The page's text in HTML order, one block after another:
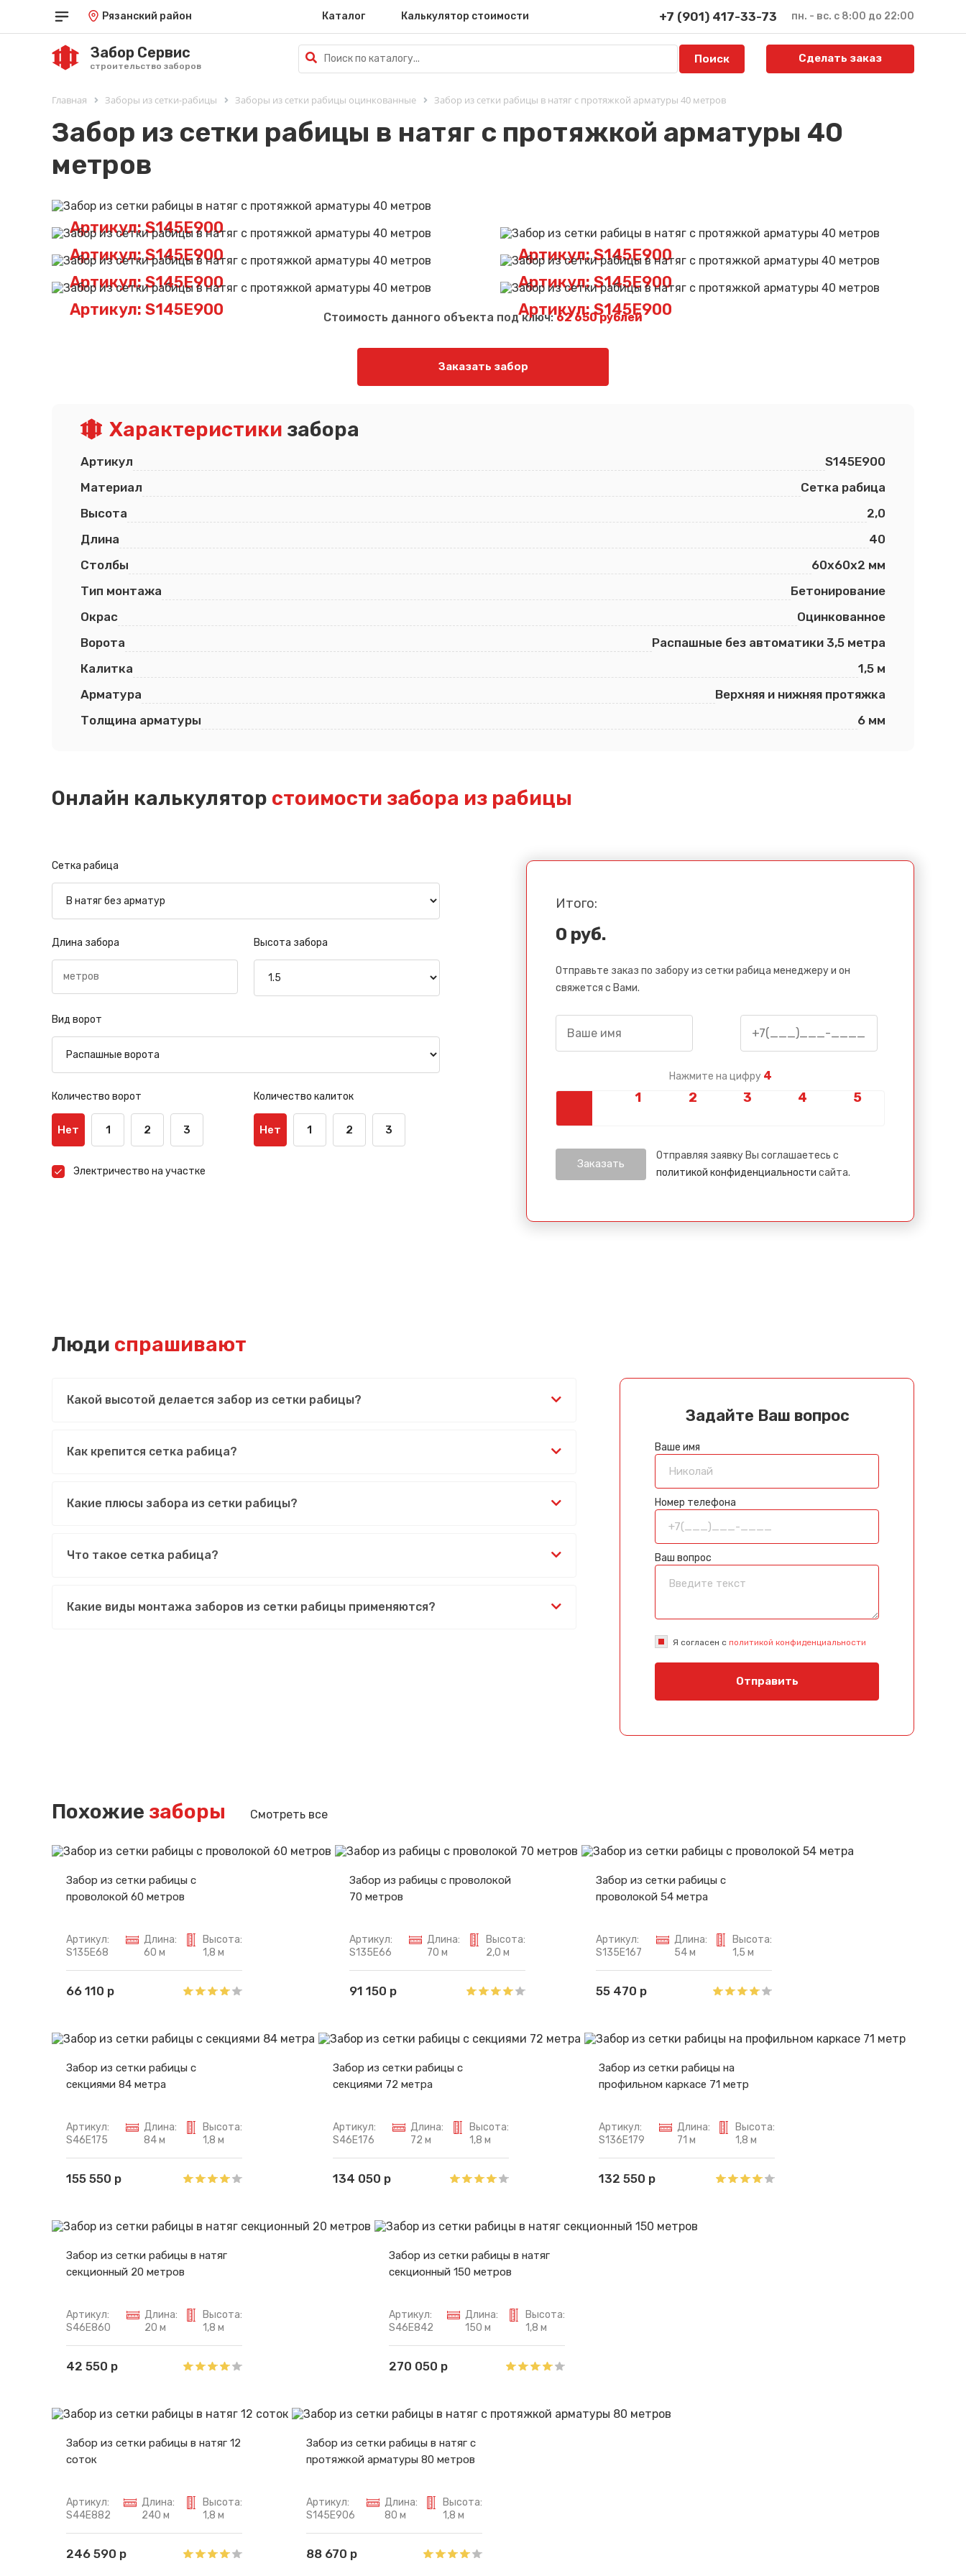
Рязанский район Каталог Калькулятор стоимости +7 (901) 417-33-73 пн. - вс. с 8:00 до 22:00
Забор Сервис
строительство заборов
Сделать заказ
Главная Заборы из сетки-рабицы Заборы из сетки рабицы оцинкованные Забор из сетки рабицы в натяг с протяжкой арматуры 40 метров
Забор из сетки рабицы в натяг с протяжкой арматуры 40
метров
Артикул: S145E900
Артикул: S145E900
Артикул: S145E900
Артикул: S145E900
Артикул: S145E900
Артикул: S145E900
Артикул: S145E900
Стоимость данного объекта под ключ:62 650 рублей
Заказать забор
Характеристики забора
Артикул
S145E900
Материал
Сетка рабица
Высота
2,0
Длина
40
Столбы
60х60х2 мм
Тип монтажа
Бетонирование
Окрас
Оцинкованное
Ворота
Распашные без автоматики 3,5 метра
Калитка
1,5 м
Арматура
Верхняя и нижняя протяжка
Толщина арматуры
6 мм
Онлайн калькулятор стоимости забора из рабицы
Сетка рабица
Длина забора Высота забора
Вид ворот
Количество ворот
Нет 1 2 3
Количество калиток
Нет 1 2 3
Электричество на участке
Итого:
0 руб.
Отправьте заказ по забору из сетки рабица менеджеру и он
свяжется с Вами.
Нажмите на цифру 4
Отправляя заявку Вы соглашаетесь с
политикой конфиденциальности сайта.
Люди спрашивают
Какой высотой делается забор из сетки рабицы?
Как крепится сетка рабица?
Какие плюсы забора из сетки рабицы?
Что такое сетка рабица?
Какие виды монтажа заборов из сетки рабицы применяются?
Задайте Ваш вопрос
Ваше имя
Номер телефона
Ваш вопрос
Я согласен с политикой конфиденциальности
Отправить
Похожие заборы Смотреть все
Забор из сетки рабицы с
проволокой 60 метров
Артикул:
S135E68
Длина:
60 м
Высота:
1,8 м
66 110 р
Забор из рабицы с проволокой
70 метров
Артикул:
S135E66
Длина:
70 м
Высота:
2,0 м
91 150 р
Забор из сетки рабицы с
проволокой 54 метра
Артикул:
S135E167
Длина:
54 м
Высота:
1,5 м
55 470 р
Забор из сетки рабицы с
секциями 84 метра
Артикул:
S46E175
Длина:
84 м
Высота:
1,8 м
155 550 р
Забор из сетки рабицы с
секциями 72 метра
Артикул:
S46E176
Длина:
72 м
Высота:
1,8 м
134 050 р
Забор из сетки рабицы на
профильном каркасе 71 метр
Артикул:
S136E179
Длина:
71 м
Высота:
1,8 м
132 550 р
Забор из сетки рабицы в натяг
секционный 20 метров
Артикул:
S46E860
Длина:
20 м
Высота:
1,8 м
42 550 р
Забор из сетки рабицы в натяг
секционный 150 метров
Артикул:
S46E842
Длина:
150 м
Высота:
1,8 м
270 050 р
Забор из сетки рабицы в натяг 12
соток
Артикул:
S44E882
Длина:
240 м
Высота:
1,8 м
246 590 р
Забор из сетки рабицы в натяг с
протяжкой арматуры 80 метров
Артикул:
S145E906
Длина:
80 м
Высота:
1,8 м
88 670 р